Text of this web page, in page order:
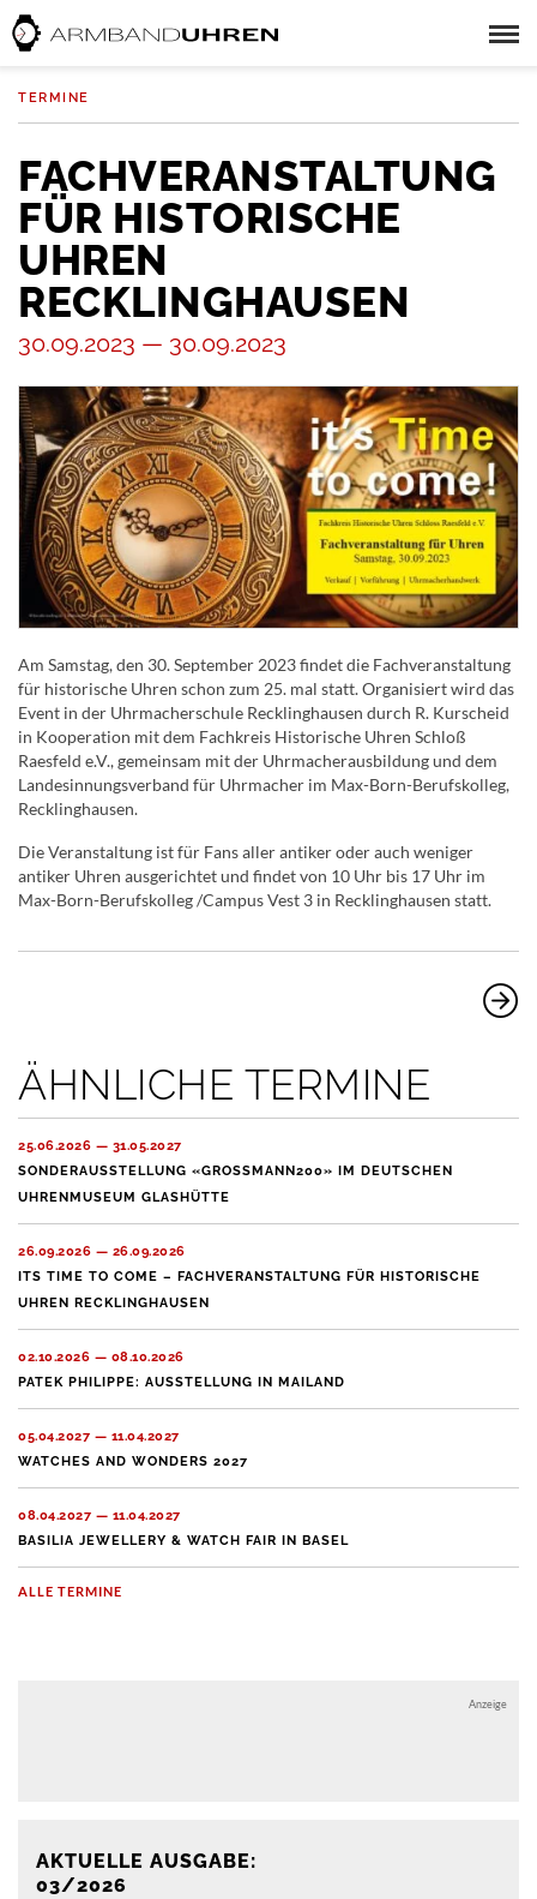
TERMINE
FACHVERANSTALTUNG
FÜR HISTORISCHE
UHREN
RECKLINGHAUSEN
30.09.2023 — 30.09.2023
Am Samstag, den 30. September 2023 findet die Fachveranstaltung
für historische Uhren schon zum 25. mal statt. Organisiert wird das
Event in der Uhrmacherschule Recklinghausen durch R. Kurscheid
in Kooperation mit dem Fachkreis Historische Uhren Schloß
Raesfeld e.V., gemeinsam mit der Uhrmacherausbildung und dem
Landesinnungsverband für Uhrmacher im Max-Born-Berufskolleg,
Recklinghausen.
Die Veranstaltung ist für Fans aller antiker oder auch weniger
antiker Uhren ausgerichtet und findet von 10 Uhr bis 17 Uhr im
Max-Born-Berufskolleg /Campus Vest 3 in Recklinghausen statt.
ÄHNLICHE TERMINE
25.06.2026 — 31.05.2027
SONDERAUSSTELLUNG «GROSSMANN200» IM DEUTSCHEN
UHRENMUSEUM GLASHÜTTE
26.09.2026 — 26.09.2026
ITS TIME TO COME – FACHVERANSTALTUNG FÜR HISTORISCHE
UHREN RECKLINGHAUSEN
02.10.2026 — 08.10.2026
PATEK PHILIPPE: AUSSTELLUNG IN MAILAND
05.04.2027 — 11.04.2027
WATCHES AND WONDERS 2027
08.04.2027 — 11.04.2027
BASILIA JEWELLERY & WATCH FAIR IN BASEL
ALLE TERMINE
Anzeige
AKTUELLE AUSGABE:
03/2026